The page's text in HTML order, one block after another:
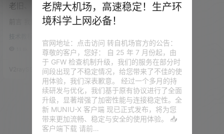
老旧、古董打印机变身无线
网络共享打印机！Airprint
无线打印服务器！免驱打
印！
前言 我目前在用的这台黑苹果，
才发现，打印机用不了了，驱动
始终是无法安装，去官网查询了
一下才发现，三星的官网早就停
更了我这款 SCX - 4300 MacOS
的驱动，老版的驱动和现在的系
统不兼容。 第一个也就想到了群
辉的网络打印，一番操作下来，
发现也是没有驱动，若要实现客
户端的无驱动打印，也是即为繁
琐。最终就想到了 Apple 的 CU
PS，一款 Apple …
0
V2raySSR综合网 22年5月21日
老牌大机场，高速稳定！生产环
境科学上网必备！
官网地址：点击访问 转自机场官方的公告：
尊敬的客户，您好： 自 25 年 7 月份起，由
于 GFW 检查机制升级，我们的服务在部分时
间段出现了不稳定情况，给您带来了不佳的使
用体验，我们深表歉意。 经过一个多月的持
续研发与优化，我们基于原有协议进行了全面
升级，显著增强了加密性能与连接稳定性。全
新 MUNIU-X 客户端 现已正式发布，将为您
带来更加流畅、稳定与安全的使用体验。 📥
客户端下载 请前…